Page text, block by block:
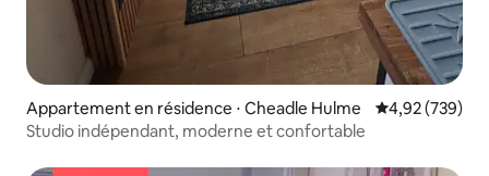
Appartement en résidence ⋅ Cheadle Hulme Évaluation
4,92 (739)
Studio indépendant, moderne et confortable